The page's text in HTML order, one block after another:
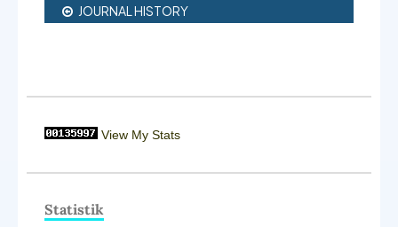
JOURNAL HISTORY
View My Stats
Statistik